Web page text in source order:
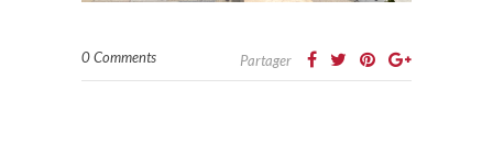
0 Comments Partager